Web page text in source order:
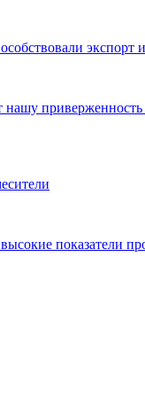
экспорт
показатели